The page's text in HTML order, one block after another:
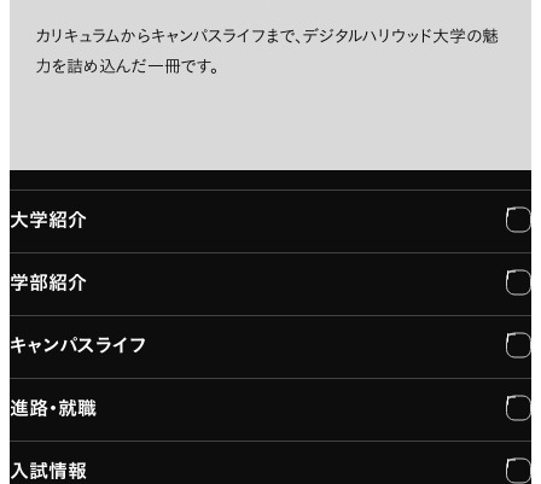
カリキュラムからキャンパスライフまで、デジタルハリウッド大学の魅
力を詰め込んだ一冊です。
大学紹介
大学紹介
学長メッセージ
大学概要と組織図
建学の精神
学部紹介
学部紹介
専門：3DCG・VFX
専門：ゲーム・プログラミング
キャンパスライフ
キャンパスライフ
施設紹介
進路・就職
進路・就職
入試情報